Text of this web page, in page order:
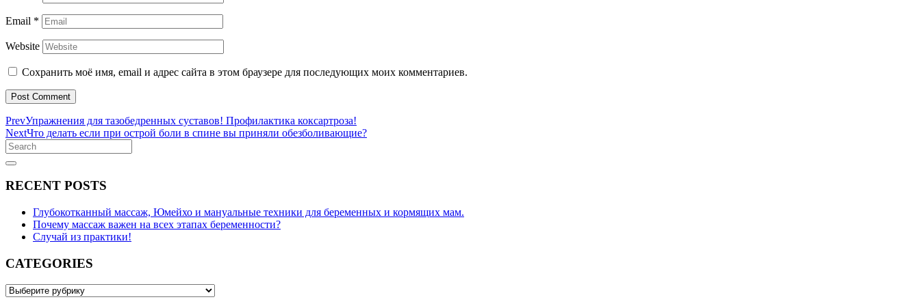
Email *
Website
Сохранить моё имя, email и адрес сайта в этом браузере для последующих моих комментариев.
Post Comment
PrevУпражнения для тазобедренных суставов! Профилактика коксартроза!
NextЧто делать если при острой боли в спине вы приняли обезболивающие?
Search
for:
Search
RECENT POSTS
Глубокотканный массаж, Юмейхо и мануальные техники для беременных и кормящих мам.
Почему массаж важен на всех этапах беременности?
Случай из практики!
CATEGORIES
CATEGORIES